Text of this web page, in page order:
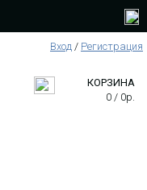
Вход / Регистрация
КОРЗИНА
0 / 0р.